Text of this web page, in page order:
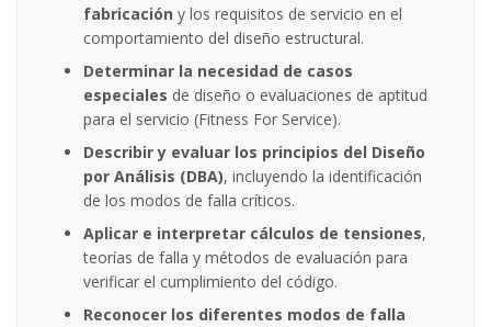
fabricación y los requisitos de servicio en el
comportamiento del diseño estructural.
Determinar la necesidad de casos
especiales de diseño o evaluaciones de aptitud
para el servicio (Fitness For Service).
Describir y evaluar los principios del Diseño
por Análisis (DBA), incluyendo la identificación
de los modos de falla críticos.
Aplicar e interpretar cálculos de tensiones,
teorías de falla y métodos de evaluación para
verificar el cumplimiento del código.
Reconocer los diferentes modos de falla